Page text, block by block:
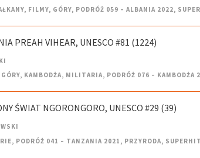
, FILMY, GÓRY, PODRÓŻ 059 – ALBANIA 2022,
PREAH VIHEAR, UNESCO #81 (1224)
GÓRY, KAMBODŻA, MILITARIA, PODRÓŻ 076 – KAMBODŻA
ŚWIAT NGORONGORO, UNESCO #29 (39)
, PODRÓŻ 041 – TANZANIA 2021 , PRZYRODA, SUPERHIT